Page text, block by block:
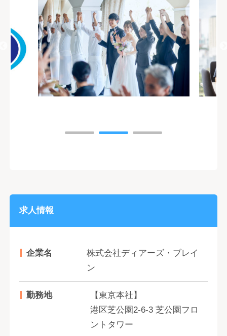
求人情報
企業名
株式会社ディアーズ・ブレイ
ン
勤務地
【東京本社】
港区芝公園2-6-3 芝公園フロ
ントタワー